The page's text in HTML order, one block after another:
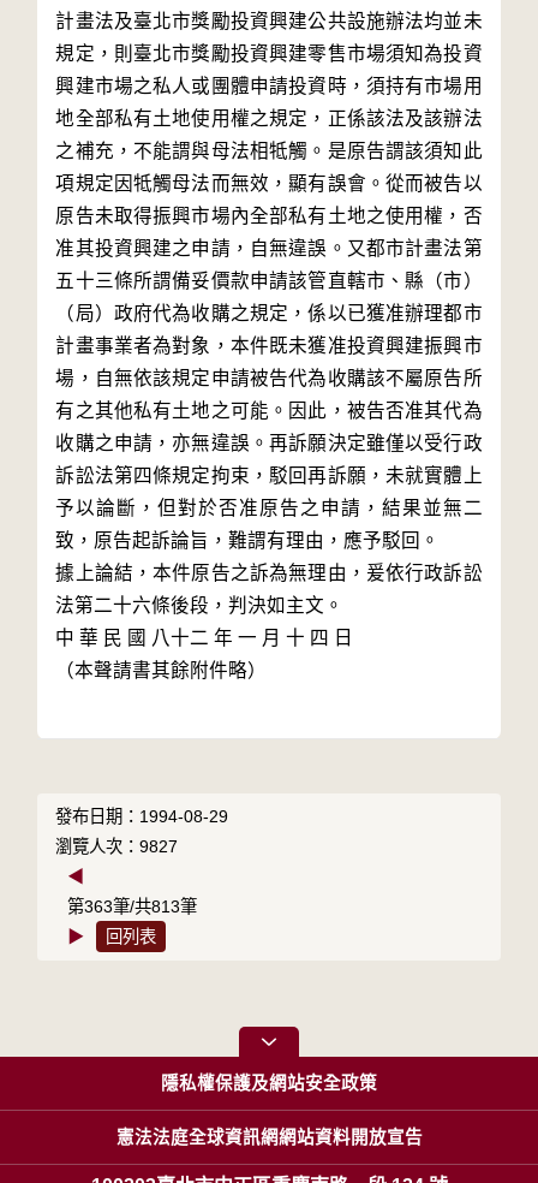
計畫法及臺北市獎勵投資興建公共設施辦法均並未
規定，則臺北市獎勵投資興建零售市場須知為投資
興建市場之私人或團體申請投資時，須持有市場用
地全部私有土地使用權之規定，正係該法及該辦法
之補充，不能謂與母法相牴觸。是原告謂該須知此
項規定因牴觸母法而無效，顯有誤會。從而被告以
原告未取得振興市場內全部私有土地之使用權，否
准其投資興建之申請，自無違誤。又都市計畫法第
五十三條所謂備妥價款申請該管直轄市、縣（市）
（局）政府代為收購之規定，係以已獲准辦理都市
計畫事業者為對象，本件既未獲准投資興建振興市
場，自無依該規定申請被告代為收購該不屬原告所
有之其他私有土地之可能。因此，被告否准其代為
收購之申請，亦無違誤。再訴願決定雖僅以受行政
訴訟法第四條規定拘束，駁回再訴願，未就實體上
予以論斷，但對於否准原告之申請，結果並無二
致，原告起訴論旨，難謂有理由，應予駁回。
據上論結，本件原告之訴為無理由，爰依行政訴訟
法第二十六條後段，判決如主文。
中 華 民 國 八十二 年 一 月 十 四 日
（本聲請書其餘附件略）
發布日期：1994-08-29
瀏覽人次：9827
◀
第363筆/共813筆
▶
回列表
隱私權保護及網站安全政策
憲法法庭全球資訊網網站資料開放宣告